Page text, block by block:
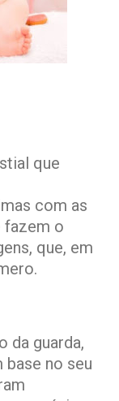
que
com as
fazem o
que, em
da guarda,
no seu